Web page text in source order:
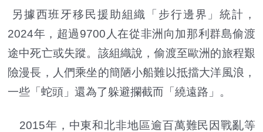
另據西班牙移民援助組織「步行邊界」統計，
2024年，超過9700人在從非洲向加那利群島偷渡
途中死亡或失蹤。該組織說，偷渡至歐洲的旅程艱
險漫長，人們乘坐的簡陋小船難以抵擋大洋風浪，
一些「蛇頭」還為了躲避攔截而「繞遠路」。
2015年，中東和北非地區逾百萬難民因戰亂等